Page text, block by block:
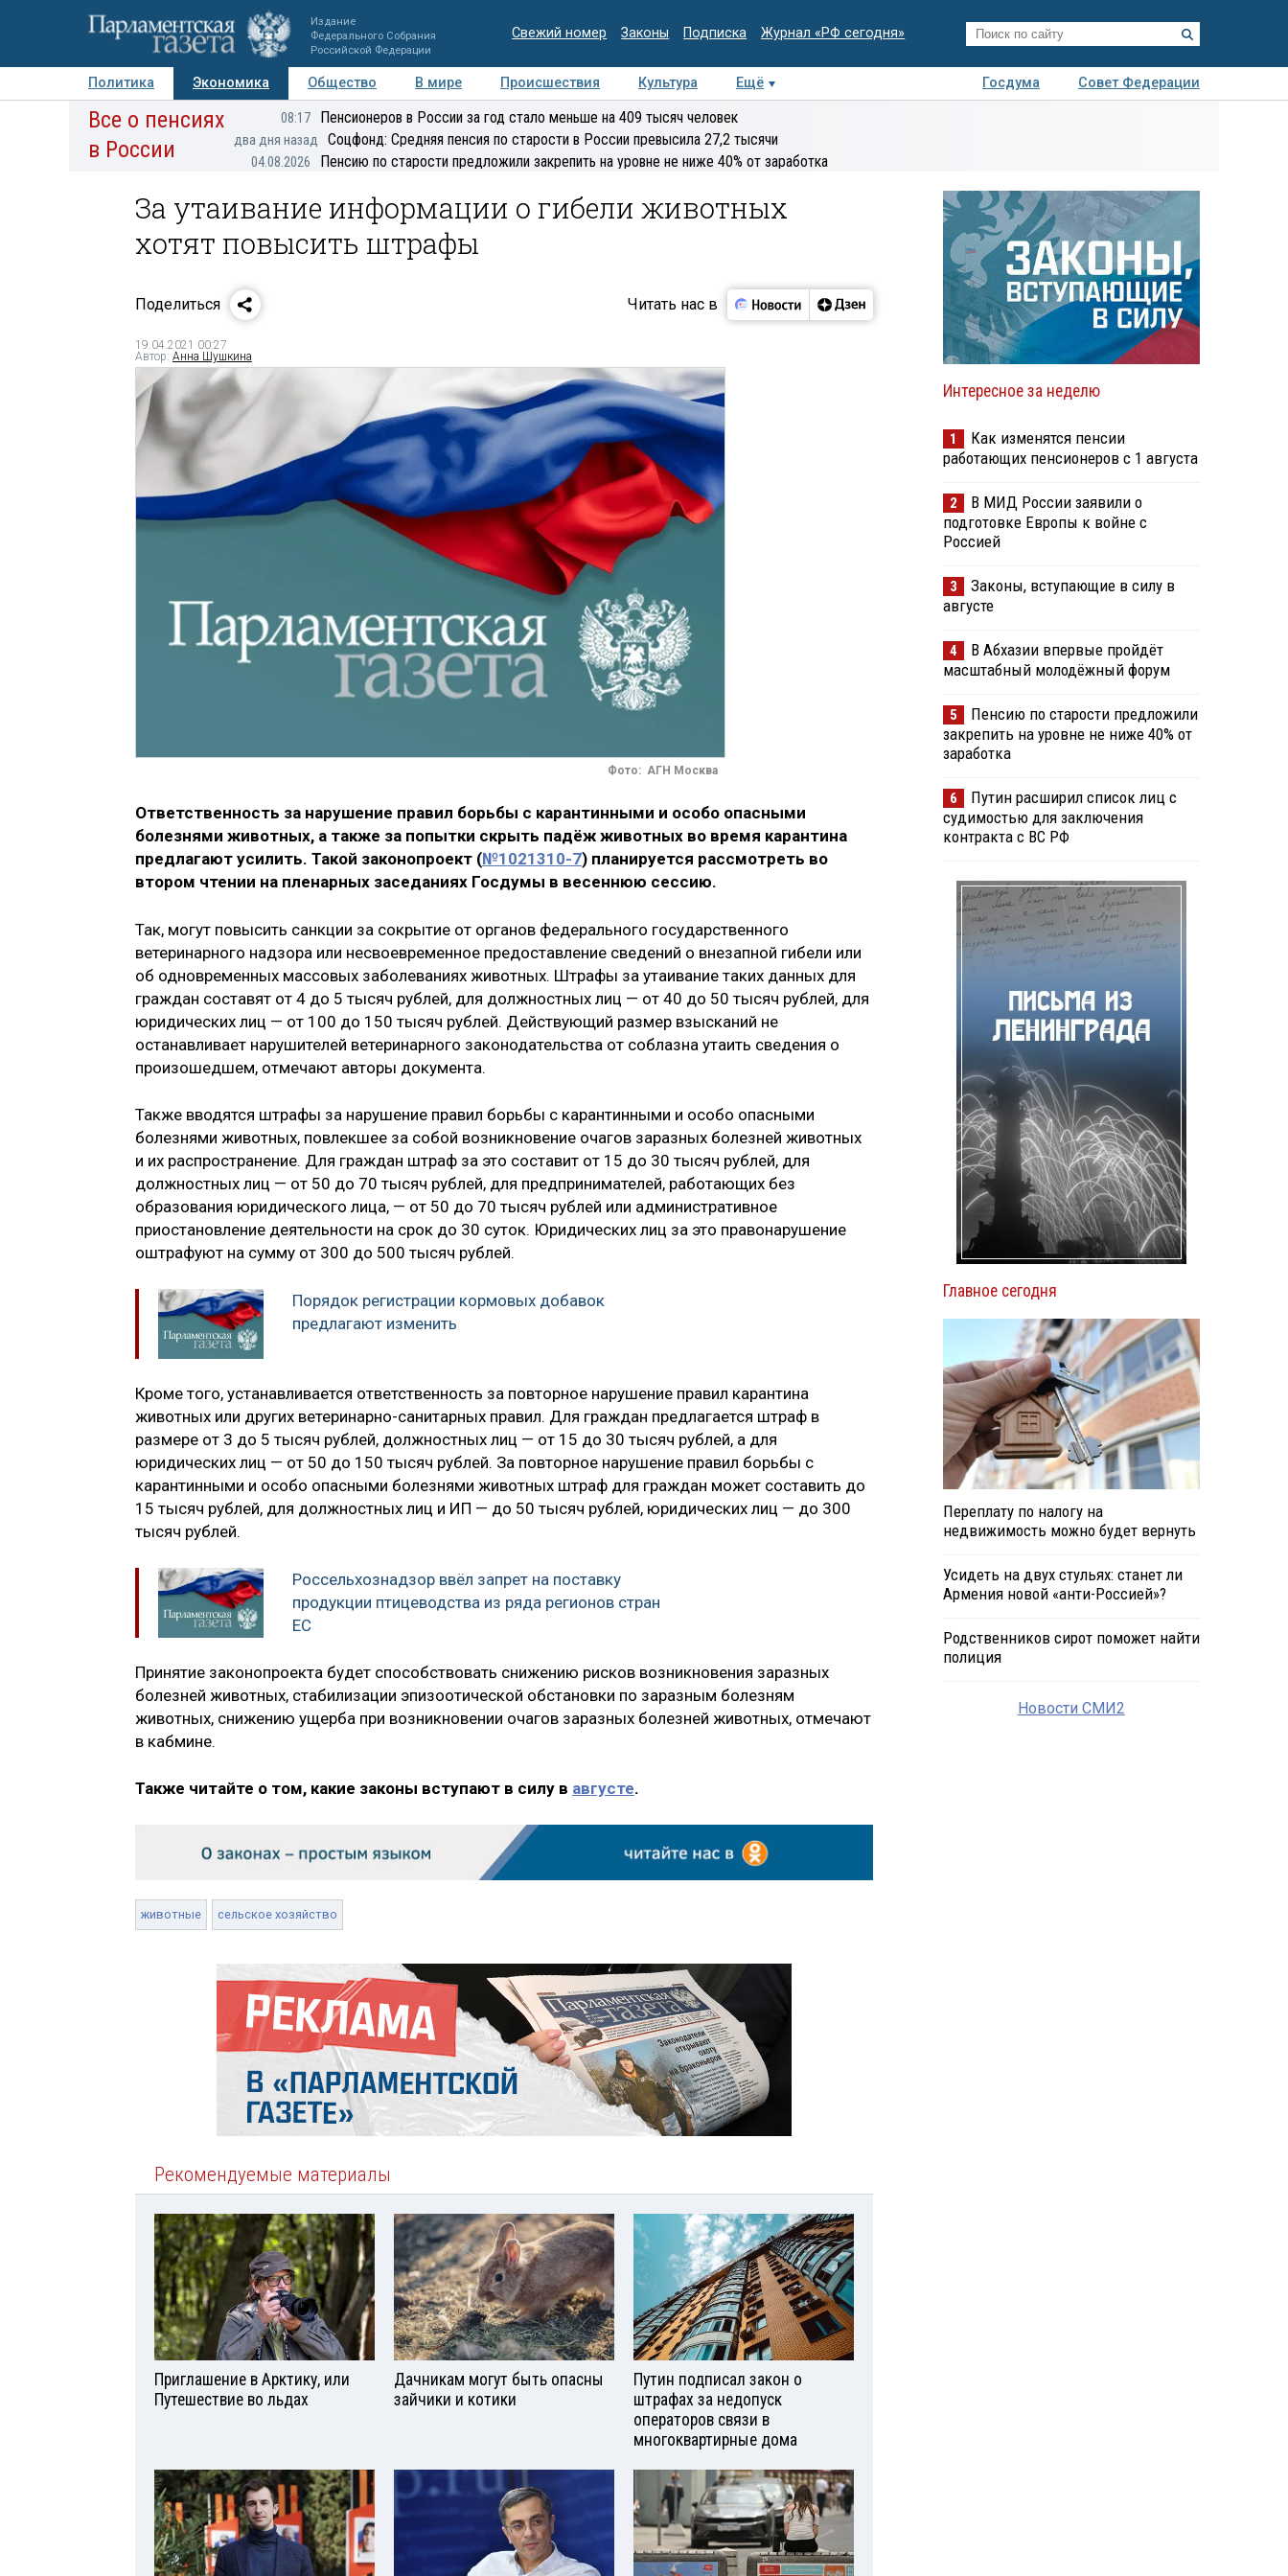
Издание
Федерального Собрания
Российской Федерации
Свежий номер Законы Подписка Журнал «РФ сегодня»
Политика Экономика Общество В мире Происшествия Культура Ещё Госдума
Совет Федерации
Авторы Персоны Мнения Регионы Медиацентр Интервью Колумнисты
Все о пенсиях
в России
08:17 Пенсионеров в России за год стало меньше на 409 тысяч человек
два дня назад Соцфонд: Средняя пенсия по старости в России превысила 27,2 тысячи
04.08.2026 Пенсию по старости предложили закрепить на уровне не ниже 40% от заработка
За утаивание информации о гибели животных
хотят повысить штрафы
Поделиться Читать нас в
19.04.2021 00:27
Автор: Анна Шушкина
Фото: АГН Москва
Ответственность за нарушение правил борьбы с карантинными и особо опасными
болезнями животных, а также за попытки скрыть падёж животных во время карантина
предлагают усилить. Такой законопроект (№1021310-7) планируется рассмотреть во
втором чтении на пленарных заседаниях Госдумы в весеннюю сессию.
Так, могут повысить санкции за сокрытие от органов федерального государственного
ветеринарного надзора или несвоевременное предоставление сведений о внезапной гибели или
об одновременных массовых заболеваниях животных. Штрафы за утаивание таких данных для
граждан составят от 4 до 5 тысяч рублей, для должностных лиц — от 40 до 50 тысяч рублей, для
юридических лиц — от 100 до 150 тысяч рублей. Действующий размер взысканий не
останавливает нарушителей ветеринарного законодательства от соблазна утаить сведения о
произошедшем, отмечают авторы документа.
Также вводятся штрафы за нарушение правил борьбы с карантинными и особо опасными
болезнями животных, повлекшее за собой возникновение очагов заразных болезней животных
и их распространение. Для граждан штраф за это составит от 15 до 30 тысяч рублей, для
должностных лиц — от 50 до 70 тысяч рублей, для предпринимателей, работающих без
образования юридического лица, — от 50 до 70 тысяч рублей или административное
приостановление деятельности на срок до 30 суток. Юридических лиц за это правонарушение
оштрафуют на сумму от 300 до 500 тысяч рублей.
Порядок регистрации кормовых добавок
предлагают изменить
Кроме того, устанавливается ответственность за повторное нарушение правил карантина
животных или других ветеринарно-санитарных правил. Для граждан предлагается штраф в
размере от 3 до 5 тысяч рублей, должностных лиц — от 15 до 30 тысяч рублей, а для
юридических лиц — от 50 до 150 тысяч рублей. За повторное нарушение правил борьбы с
карантинными и особо опасными болезнями животных штраф для граждан может составить до
15 тысяч рублей, для должностных лиц и ИП — до 50 тысяч рублей, юридических лиц — до 300
тысяч рублей.
Россельхознадзор ввёл запрет на поставку
продукции птицеводства из ряда регионов стран
ЕС
Принятие законопроекта будет способствовать снижению рисков возникновения заразных
болезней животных, стабилизации эпизоотической обстановки по заразным болезням
животных, снижению ущерба при возникновении очагов заразных болезней животных, отмечают
в кабмине.
Также читайте о том, какие законы вступают в силу в августе.
животные сельское хозяйство
Рекомендуемые материалы
Приглашение в Арктику, или
Путешествие во льдах
Дачникам могут быть опасны
зайчики и котики
Путин подписал закон о
штрафах за недопуск
операторов связи в
многоквартирные дома
Интересное за неделю
1
Как изменятся пенсии
работающих пенсионеров с 1 августа
2
В МИД России заявили о
подготовке Европы к войне с
Россией
3
Законы, вступающие в силу в
августе
4
В Абхазии впервые пройдёт
масштабный молодёжный форум
5
Пенсию по старости предложили
закрепить на уровне не ниже 40% от
заработка
6
Путин расширил список лиц с
судимостью для заключения
контракта с ВС РФ
Главное сегодня
Переплату по налогу на
недвижимость можно будет вернуть
Усидеть на двух стульях: станет ли
Армения новой «анти-Россией»?
Родственников сирот поможет найти
полиция
Новости СМИ2